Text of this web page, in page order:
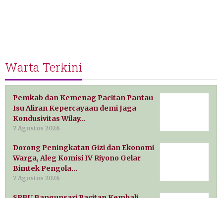
Warta Terkini
Pemkab dan Kemenag Pacitan Pantau
Isu Aliran Kepercayaan demi Jaga
Kondusivitas Wilay…
7 Agustus 2026
Dorong Peningkatan Gizi dan Ekonomi
Warga, Aleg Komisi IV Riyono Gelar
Bimtek Pengola…
7 Agustus 2026